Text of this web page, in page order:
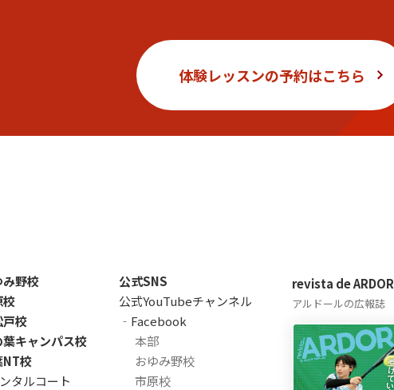
体験レッスンの予約はこちら
み野校
校
戸校
葉キャンパス校
NT校
タルコート
revista de ARDOR
アルドールの広報誌
公式SNS
公式YouTubeチャンネル
‐Facebook
本部
おゆみ野校
市原校